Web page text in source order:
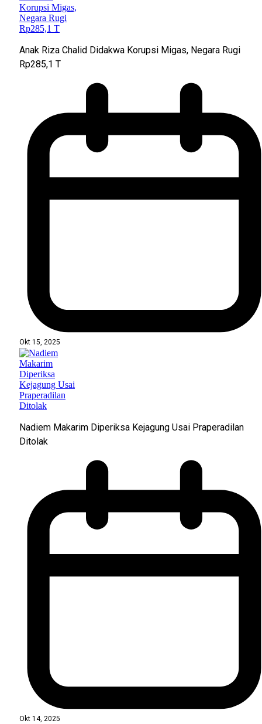
Anak Riza Chalid Didakwa Korupsi Migas, Negara Rugi
Rp285,1 T
Okt 15, 2025
Nadiem Makarim Diperiksa Kejagung Usai Praperadilan
Ditolak
Okt 14, 2025